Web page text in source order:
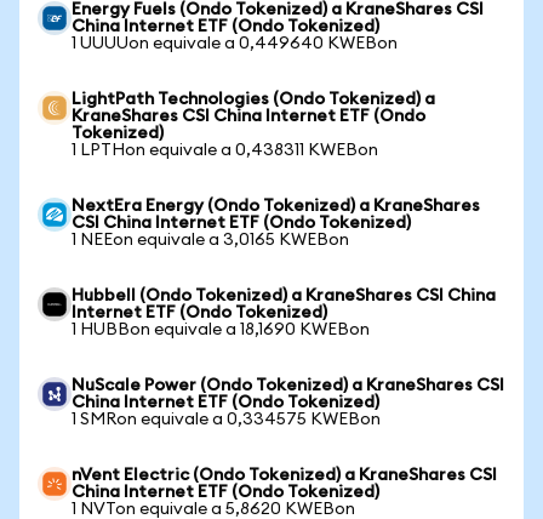
Energy Fuels (Ondo Tokenized) a KraneShares CSI
China Internet ETF (Ondo Tokenized)
1 UUUUon equivale a 0,449640 KWEBon
LightPath Technologies (Ondo Tokenized) a
KraneShares CSI China Internet ETF (Ondo
Tokenized)
1 LPTHon equivale a 0,438311 KWEBon
NextEra Energy (Ondo Tokenized) a KraneShares
CSI China Internet ETF (Ondo Tokenized)
1 NEEon equivale a 3,0165 KWEBon
Hubbell (Ondo Tokenized) a KraneShares CSI China
Internet ETF (Ondo Tokenized)
1 HUBBon equivale a 18,1690 KWEBon
NuScale Power (Ondo Tokenized) a KraneShares CSI
China Internet ETF (Ondo Tokenized)
1 SMRon equivale a 0,334575 KWEBon
nVent Electric (Ondo Tokenized) a KraneShares CSI
China Internet ETF (Ondo Tokenized)
1 NVTon equivale a 5,8620 KWEBon